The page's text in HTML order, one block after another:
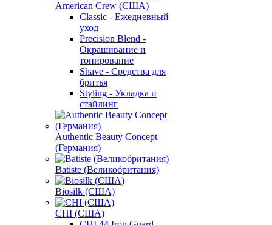
American Crew (США)
Classic - Ежедневный
уход
Precision Blend -
Окрашивание и
тонирование
Shave - Средства для
бритья
Styling - Укладка и
стайлинг
Authentic Beauty Concept
(Германия)
Batiste (Великобритания)
Biosilk (США)
CHI (США)